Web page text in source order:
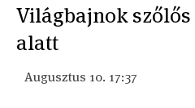
Világbajnok
alatt
Augusztus 10. 17:37